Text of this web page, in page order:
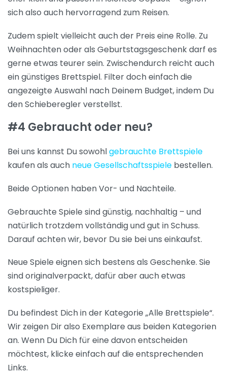
sich also auch hervorragend zum Reisen.
Zudem spielt vielleicht auch der Preis eine Rolle. Zu
Weihnachten oder als Geburtstagsgeschenk darf es
gerne etwas teurer sein. Zwischendurch reicht auch
ein günstiges Brettspiel. Filter doch einfach die
angezeigte Auswahl nach Deinem Budget, indem Du
den Schieberegler verstellst.
#4 Gebraucht oder neu?
Bei uns kannst Du sowohlgebrauchte Brettspiele
kaufen als auch neue Gesellschaftsspiele bestellen.
Beide Optionen haben Vor- und Nachteile.
Gebrauchte Spiele sind günstig, nachhaltig – und
natürlich trotzdem vollständig und gut in Schuss.
Darauf achten wir, bevor Du sie bei uns einkaufst.
Neue Spiele eignen sich bestens als Geschenke. Sie
sind originalverpackt, dafür aber auch etwas
kostspieliger.
Du befindest Dich in der Kategorie „Alle Brettspiele“.
Wir zeigen Dir also Exemplare aus beiden Kategorien
an. Wenn Du Dich für eine davon entscheiden
möchtest, klicke einfach auf die entsprechenden
Links.